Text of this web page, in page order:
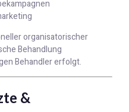
organisatorischer
Behandlung
Behandler erfolgt.
&